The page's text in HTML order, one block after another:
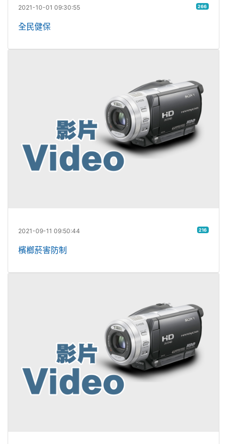
266
2021-10-01 09:30:55
全民健保
216
2021-09-11 09:50:44
檳榔菸害防制